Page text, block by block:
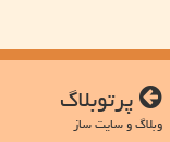
پرتوبلاگ
وبلاگ و سایت ساز